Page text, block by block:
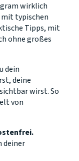
wirklich
typischen
Tipps, mit
ohne großes
dein
deine
wirst. So
von
deiner